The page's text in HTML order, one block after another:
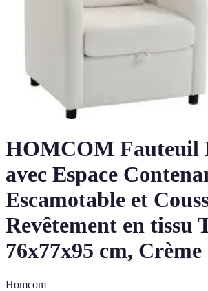
HOMCOM Fauteuil
avec Espace
Escamotable et
Revêtement en tissu
76x77x95 cm, Crème
Homcom